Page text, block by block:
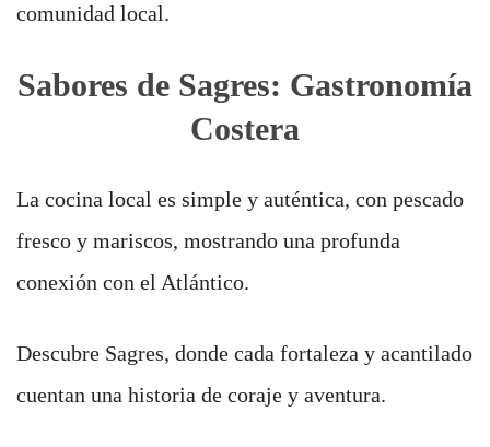
comunidad local.
Sabores de Sagres: Gastronomía
Costera
La cocina local es simple y auténtica, con pescado
fresco y mariscos, mostrando una profunda
conexión con el Atlántico.
Descubre Sagres, donde cada fortaleza y acantilado
cuentan una historia de coraje y aventura.